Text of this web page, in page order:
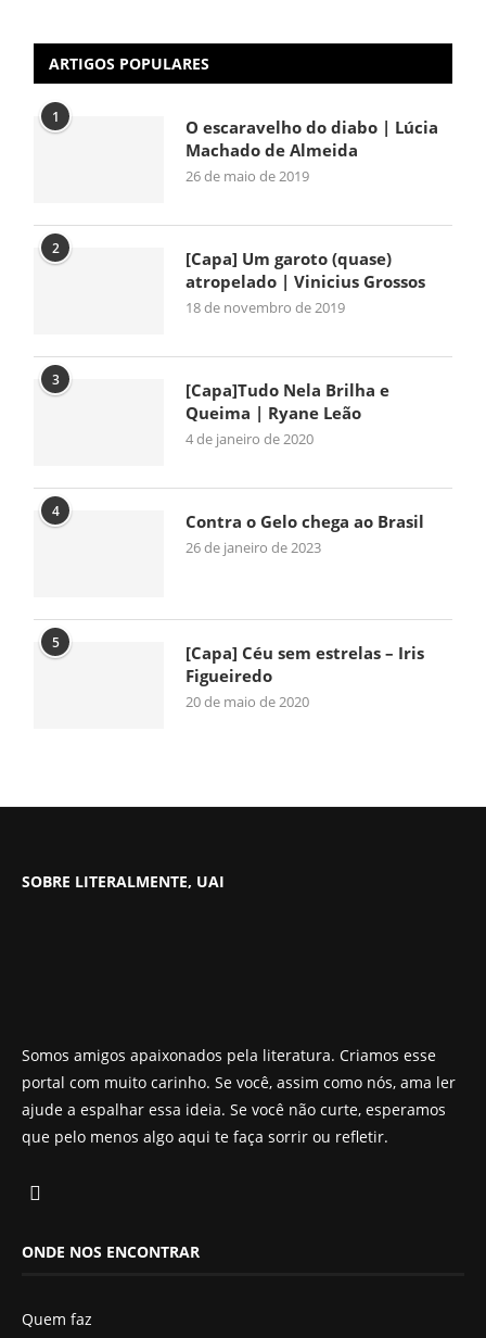
ARTIGOS POPULARES
1
O escaravelho do diabo | Lúcia
Machado de Almeida
26 de maio de 2019
2
[Capa] Um garoto (quase)
atropelado | Vinicius Grossos
18 de novembro de 2019
3
[Capa]Tudo Nela Brilha e
Queima | Ryane Leão
4 de janeiro de 2020
4 Contra o Gelo chega ao Brasil
26 de janeiro de 2023
5
[Capa] Céu sem estrelas – Iris
Figueiredo
20 de maio de 2020
SOBRE LITERALMENTE, UAI
Somos amigos apaixonados pela literatura. Criamos esse
portal com muito carinho. Se você, assim como nós, ama ler
ajude a espalhar essa ideia. Se você não curte, esperamos
que pelo menos algo aqui te faça sorrir ou refletir.
ONDE NOS ENCONTRAR
Quem faz